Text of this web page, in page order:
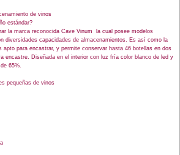
de vinos
estándar?
la marca reconocida Cave Vinum la cual posee modelos
diversidades capacidades de almacenamientos. Es así como la
apto para encastrar, y permite conservar hasta 46 botellas en dos
encastre. Diseñada en el interior con luz fría color blanco de led y
65%.
pequeñas de vinos